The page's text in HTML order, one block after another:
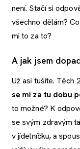
není. Stačí si
všechno dělám?
mi to za to?
A jak jsem
Už asi tušíte. Těch
se mi za tu dobu
to možné? K
se svým zdravým
v jídelníčku, a